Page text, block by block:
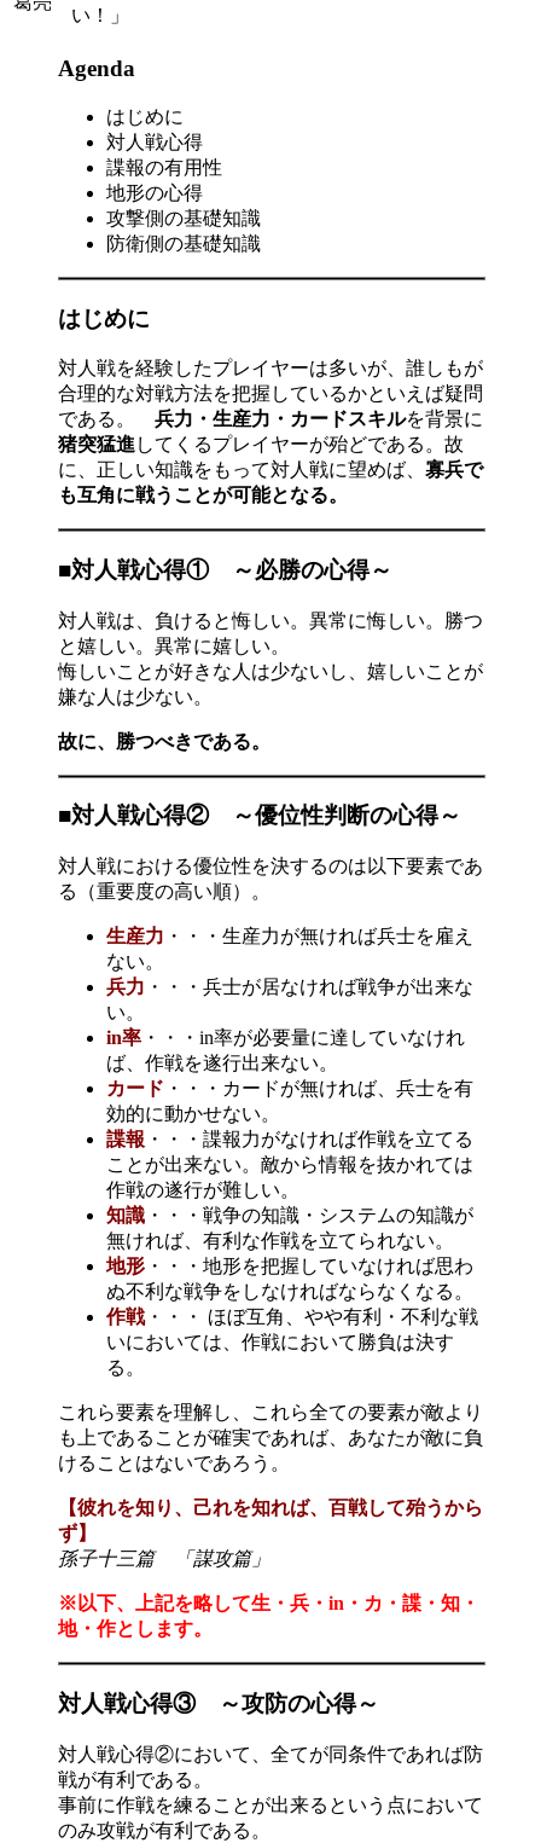
い！」
Agenda
はじめに
対人戦心得
諜報の有用性
地形の心得
攻撃側の基礎知識
防衛側の基礎知識
はじめに
対人戦を経験したプレイヤーは多いが、誰しもが
合理的な対戦方法を把握しているかといえば疑問
である。 兵力・生産力・カードスキルを背景に
猪突猛進 してくるプレイヤーが殆どである。故
に、正しい知識をもって対人戦に望めば、 寡兵で
も互角に戦うことが可能となる。
■対人戦心得① ～必勝の心得～
対人戦は、負けると悔しい。異常に悔しい。勝つ
と嬉しい。異常に嬉しい。
悔しいことが好きな人は少ないし、嬉しいことが
嫌な人は少ない。
故に、勝つべきである。
■対人戦心得② ～優位性判断の心得～
対人戦における優位性を決するのは以下要素であ
る（重要度の高い順）。
生産力 ・・・生産力が無ければ兵士を雇え
ない。
兵力 ・・・兵士が居なければ戦争が出来な
い。
in率 ・・・in率が必要量に達していなけれ
ば、作戦を遂行出来ない。
カード ・・・カードが無ければ、兵士を有
効的に動かせない。
諜報 ・・・諜報力がなければ作戦を立てる
ことが出来ない。敵から情報を抜かれては
作戦の遂行が難しい。
知識 ・・・戦争の知識・システムの知識が
無ければ、有利な作戦を立てられない。
地形 ・・・地形を把握していなければ思わ
ぬ不利な戦争をしなければならなくなる。
作戦・・・ ほぼ互角、やや有利・不利な戦
いにおいては、作戦において勝負は決す
る。
これら要素を理解し、これら全ての要素が敵より
も上であることが確実であれば、あなたが敵に負
けることはないであろう。
【彼れを知り、己れを知れば、百戦して殆うから
ず】
孫子十三篇 「謀攻篇」
※以下、上記を略して生・兵・in・カ・諜・知・
地・作とします。
対人戦心得③ ～攻防の心得～
対人戦心得②において、全てが同条件であれば防
戦が有利である。
事前に作戦を練ることが出来るという点において
のみ攻戦が有利である。